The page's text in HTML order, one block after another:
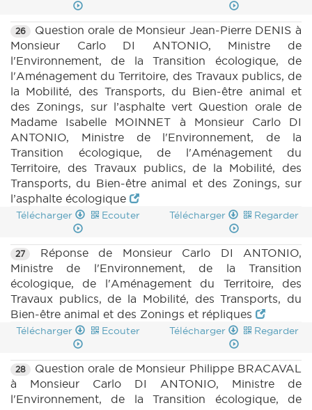
26
Question orale de Monsieur Jean-Pierre DENIS à
Monsieur Carlo DI ANTONIO, Ministre de
l'Environnement, de la Transition écologique, de
l'Aménagement du Territoire, des Travaux publics, de
la Mobilité, des Transports, du Bien-être animal et
des Zonings, sur l’asphalte vert Question orale de
Madame Isabelle MOINNET à Monsieur Carlo DI
ANTONIO, Ministre de l'Environnement, de la
Transition écologique, de l'Aménagement du
Territoire, des Travaux publics, de la Mobilité, des
Transports, du Bien-être animal et des Zonings, sur
l’asphalte écologique
Télécharger Ecouter Télécharger Regarder
27
Réponse de Monsieur Carlo DI ANTONIO,
Ministre de l'Environnement, de la Transition
écologique, de l'Aménagement du Territoire, des
Travaux publics, de la Mobilité, des Transports, du
Bien-être animal et des Zonings et répliques
Télécharger Ecouter Télécharger Regarder
28
Question orale de Monsieur Philippe BRACAVAL
à Monsieur Carlo DI ANTONIO, Ministre de
l'Environnement, de la Transition écologique, de